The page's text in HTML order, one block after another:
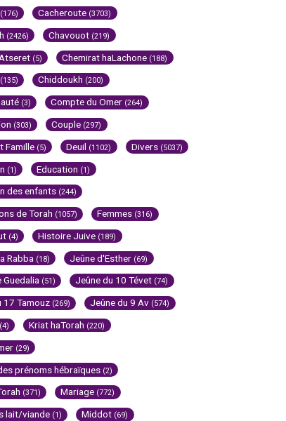
(176) Cacheroute (3703)
(2426) Chavouot (219)
(5) Chemirat haLachone (188)
(135) Chiddoukh (200)
(3) Compte du Omer (264)
(303) Couple (297)
Famille (5) Deuil (1102) Divers (5037)
(1) Education (1)
des enfants (244)
de Torah (1057) Femmes (316)
(4) Histoire Juive (189)
Rabba (18) Jeûne d'Esther (69)
Guedalia (51) Jeûne du 10 Tévet (74)
17 Tamouz (269) Jeûne du 9 Av (574)
(4) Kriat haTorah (220)
(29)
prénoms hébraïques (2)
(371) Mariage (772)
lait/viande (1) Middot (69)